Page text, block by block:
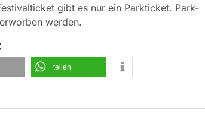
gibt es nur ein Parkticket. Park-
werden.
teilen